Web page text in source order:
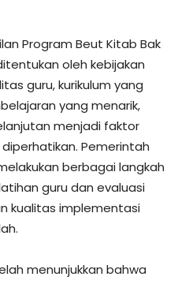
Program Beut Kitab Bak
oleh kebijakan
guru, kurikulum yang
yang menarik,
menjadi faktor
Pemerintah
berbagai langkah
guru dan evaluasi
kualitas implementasi
menunjukkan bahwa